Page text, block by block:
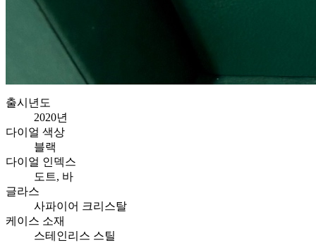
출시년도
2020년
다이얼 색상
블랙
다이얼 인덱스
도트, 바
글라스
사파이어 크리스탈
케이스 소재
스테인리스 스틸